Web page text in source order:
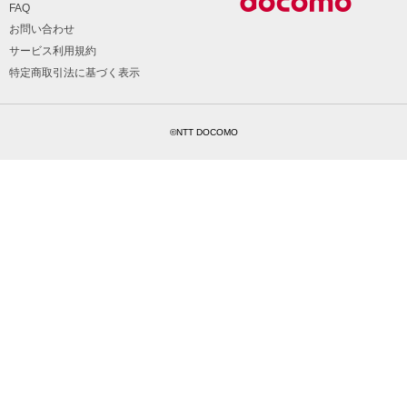
FAQ
お問い合わせ
サービス利用規約
特定商取引法に基づく表示
©NTT DOCOMO